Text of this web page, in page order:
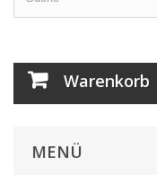
Warenkorb
MENÜ